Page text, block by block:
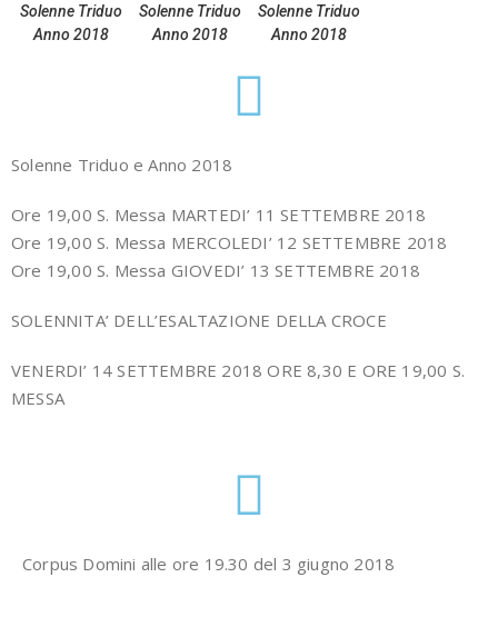
Solenne Triduo
Anno 2018
Solenne Triduo
Anno 2018
Solenne Triduo
Anno 2018
Solenne Triduo e Anno 2018
Ore 19,00 S. Messa MARTEDI’ 11 SETTEMBRE 2018
Ore 19,00 S. Messa MERCOLEDI’ 12 SETTEMBRE 2018
Ore 19,00 S. Messa GIOVEDI’ 13 SETTEMBRE 2018
SOLENNITA’ DELL’ESALTAZIONE DELLA CROCE
VENERDI’ 14 SETTEMBRE 2018 ORE 8,30 E ORE 19,00 S.
MESSA
Corpus Domini alle ore 19.30 del 3 giugno 2018